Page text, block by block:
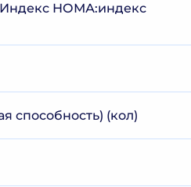
НОМА:индекс
способность) (кол)